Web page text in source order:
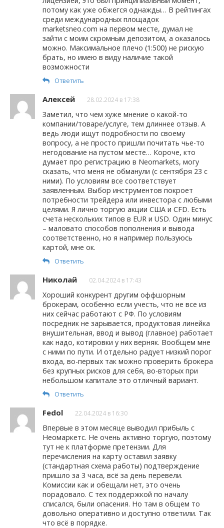
потому как уже обжегся однажды… В рейтингах
среди международных площадок
marketsneo.com на первом месте, думал не
зайти с моим скромным депозитом, а оказалось
можно. Максимальное плечо (1:500) не рискую
брать, но имею в виду наличие такой
возможности
Ответить
Алексей 28.02.2024 в 17:38
Заметил, что чем хуже мнение о какой-то
компании/товаре/услуге, тем длиннее отзыв. А
ведь люди ищут подробности по своему
вопросу, а не просто пришли почитать чье-то
негодование на пустом месте… Короче, кто
думает про регистрацию в Neomarkets, могу
сказать, что меня не обманули (с сентября 23 с
ними). По условиям все соответствует
заявленным. Выбор инструментов покроет
потребности трейдера или инвестора с любыми
целями. Я лично торгую акции США и CFD. Есть
счета нескольких типов в EUR и USD. Один минус
– маловато способов пополнения и вывода
соответственно, но я например пользуюсь
картой, мне ок.
Ответить
Николай 02.04.2024 в 17:43
Хороший конкурент другим оффшорным
брокерам, особенно если учесть, что не все из
них сейчас работают с РФ. По условиям
посредник не зарывается, продуктовая линейка
внушительная, ввод и вывод (главное) работает
как надо, котировки у них верняк. Вообщем мне
с ними по пути. И отдельно радует низкий порог
входа, во-первых так можно проверить брокера
без крупных рисков для себя, во-вторых при
небольшом капитале это отличный вариант.
Ответить
Fedol 22.04.2024 в 16:30
Впервые в этом месяце выводил прибыль с
Неомаркетс. Не очень активно торгую, поэтому
тут не к платформе претензии. Для
перечисления на карту оставил заявку
(стандартная схема работы) подтверждение
пришло за 3 часа, всё за день перевели.
Комиссии как и обещали нет, это очень
порадовало. С тех поддержкой по началу
списался, были опасения. Но там в общем то
довольно оперативно и доступно ответили. Так
что всё в порядке.